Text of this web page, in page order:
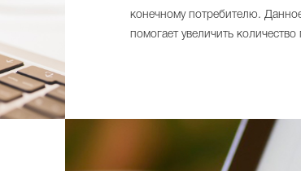
конечному потребителю.
помогает увеличить